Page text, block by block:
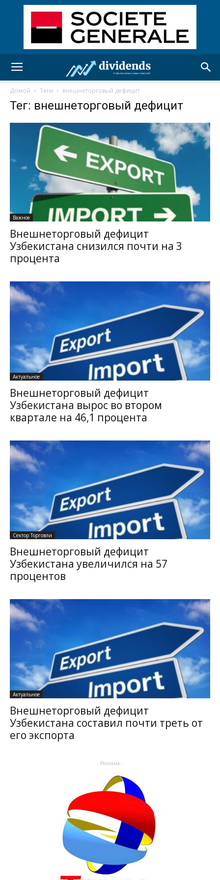
Домой Теги внешнеторговый дефицит
Тег: внешнеторговый дефицит
Важное
Внешнеторговый дефицит
Узбекистана снизился почти на 3
процента
Актуальное
Внешнеторговый дефицит
Узбекистана вырос во втором
квартале на 46,1 процента
Сектор Торговли
Внешнеторговый дефицит
Узбекистана увеличился на 57
процентов
Актуальное
Внешнеторговый дефицит
Узбекистана составил почти треть от
его экспорта
- Реклама -